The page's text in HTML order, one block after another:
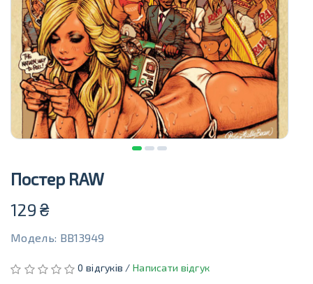
Постер RAW
129 ₴
Модель: BB13949
0 відгуків /Написати відгук